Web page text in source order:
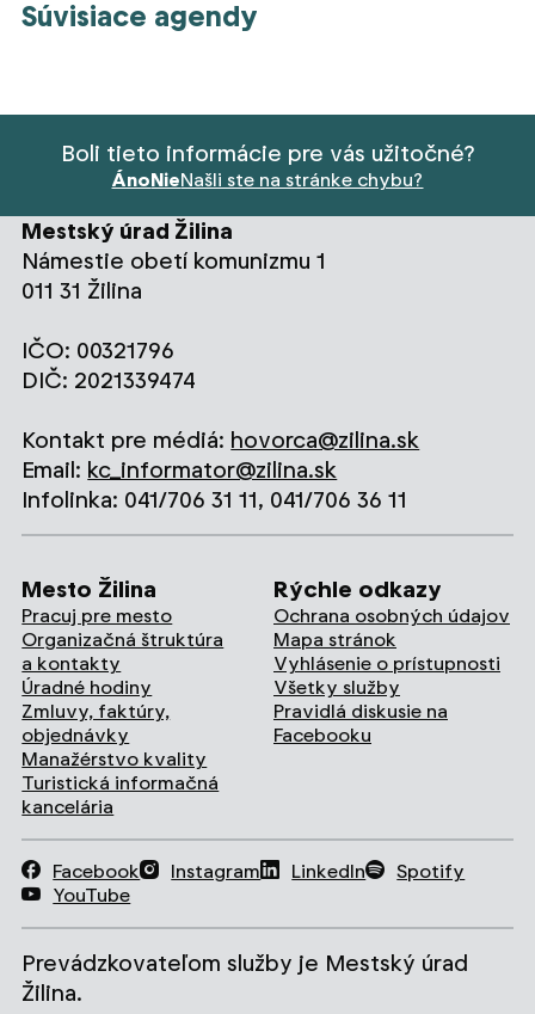
Súvisiace agendy
Boli tieto informácie pre vás užitočné?
ÁnoNieNašli ste na stránke chybu?
Mestský úrad Žilina
Námestie obetí komunizmu 1
011 31 Žilina
IČO: 00321796
DIČ: 2021339474
Kontakt pre médiá: hovorca@zilina.sk
Email: kc_informator@zilina.sk
Infolinka: 041/706 31 11, 041/706 36 11
Mesto Žilina
Pracuj pre mesto
Organizačná štruktúra
a kontakty
Úradné hodiny
Zmluvy, faktúry,
objednávky
Manažérstvo kvality
Turistická informačná
kancelária
Rýchle odkazy
Ochrana osobných údajov
Mapa stránok
Vyhlásenie o prístupnosti
Všetky služby
Pravidlá diskusie na
Facebooku
Facebook Instagram LinkedIn
Spotify
YouTube
Prevádzkovateľom služby je Mestský úrad
Žilina.